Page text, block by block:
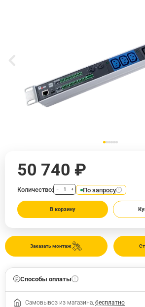
Заказать монтаж
50 740 ₽
Количество: − + По запросу
В корзину
Способы оплаты
Самовывоз из магазина, бесплатно